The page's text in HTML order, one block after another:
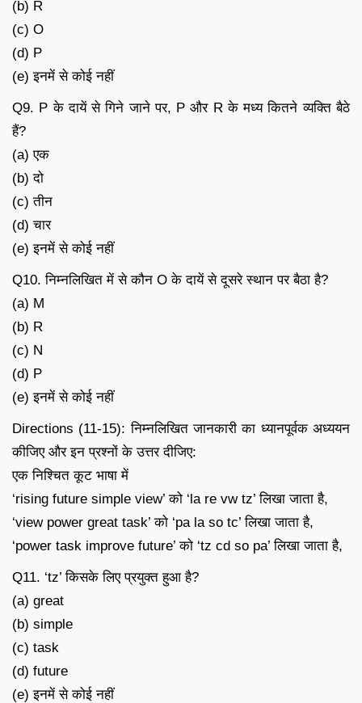
(b) R
(c) O
(d) P
(e) इनमें से कोई नहीं
Q9. P के दायें से गिने जाने पर, P और R के मध्य कितने व्यक्ति बैठे
हैं?
(a) एक
(b) दो
(c) तीन
(d) चार
(e) इनमें से कोई नहीं
Q10. निम्नलिखित में से कौन O के दायें से दूसरे स्थान पर बैठा है?
(a) M
(b) R
(c) N
(d) P
(e) इनमें से कोई नहीं
Directions (11-15): निम्नलिखित जानकारी का ध्यानपूर्वक अध्ययन
कीजिए और इन प्रश्नों के उत्तर दीजिए:
एक निश्चित कूट भाषा में
‘rising future simple view’ को ‘la re vw tz’ लिखा जाता है,
‘view power great task’ को ‘pa la so tc’ लिखा जाता है,
‘power task improve future’ को ‘tz cd so pa’ लिखा जाता है,
Q11. ‘tz’ किसके लिए प्रयुक्त हुआ है?
(a) great
(b) simple
(c) task
(d) future
(e) इनमें से कोई नहीं